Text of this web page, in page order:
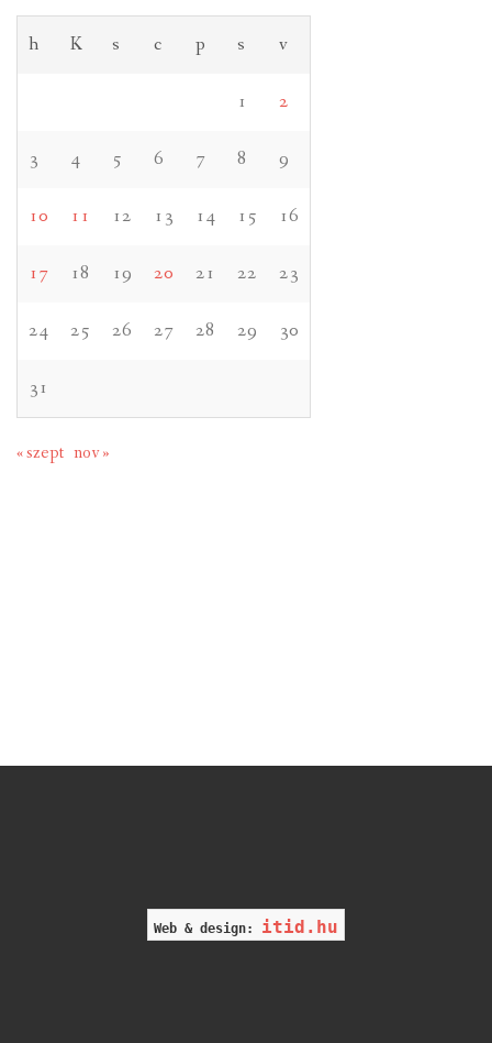
h K s c p s v
1 2
3 4 5 6 7 8 9
10 11 12 13 14 15 16
17 18 19 20 21 22 23
24 25 26 27 28 29 30
31
« szept nov »
Web & design: itid.hu